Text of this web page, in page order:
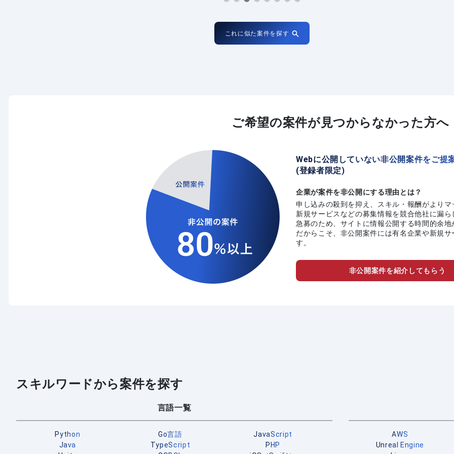
これに似た案件を探す
ご希望の案件が見つからなかった方へ
Webに公開していない非公開案件をご提
(登録者限定)
企業が案件を非公開にする理由とは？
申し込みの殺到を抑え、スキル・報酬がより
新規サービスなどの募集情報を競合他社に漏ら
急募のため、サイトに情報公開する時間的余地
だからこそ、非公開案件には有名企業や新規サ
す。
非公開案件を紹介してもらう
スキルワードから案件を探す
言語一覧
Python Go言語
JavaScript
Java
TypeScript
PHP
AWS
Unreal Engine